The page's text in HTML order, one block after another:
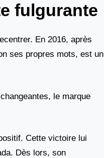
fulgurante
En 2016, après
ses propres mots, est un
le marque
Cette victoire lui
Dès lors, son